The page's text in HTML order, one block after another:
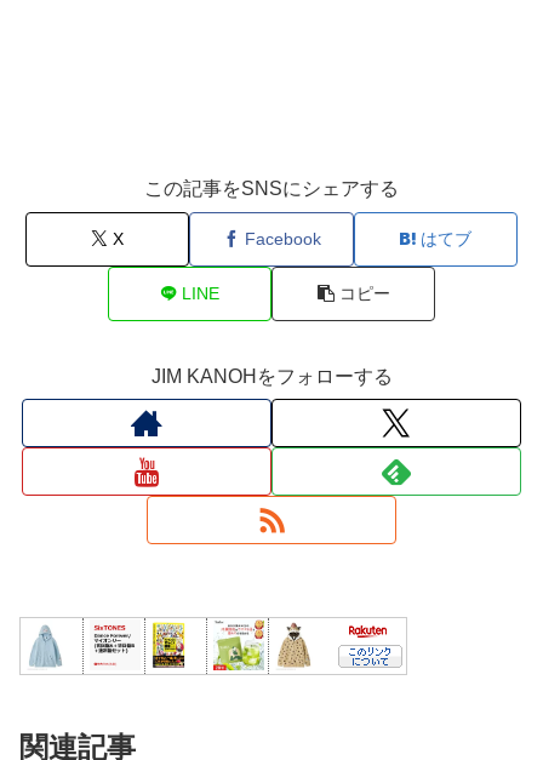
この記事をSNSにシェアする
X Facebook はてブ
LINE コピー
JIM KANOHをフォローする
関連記事